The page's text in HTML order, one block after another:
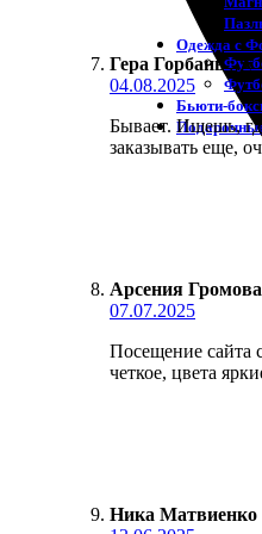
Одежда с
Бьюти-
Гера Горбань : ★
04.08.2025
Бывает. Ищешь,
заказывать еще,
Арсения Громова
07.07.2025
Посещение сайта
четкое, цвета
Ника Матвиенко